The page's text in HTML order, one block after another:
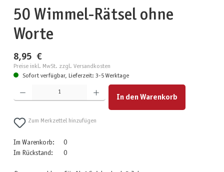
50 Wimmel-Rätsel ohne
Worte
8,95 €
Preise inkl. MwSt. zzgl. Versandkosten
Sofort verfügbar, Lieferzeit: 3-5 Werktage
Produkt Anzahl: Gib den gewünschten Wert ein oder benutze die Schaltflächen um die Anzahl zu
In den Warenkorb
Zum Merkzettel hinzufügen
Im Warenkorb:
0
Im Rückstand:
0